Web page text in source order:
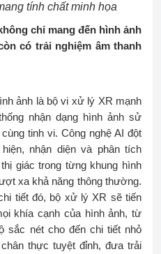
tính chất minh họa
chỉ mang đến hình ảnh
có trải nghiệm âm thanh
ảnh là bộ vi xử lý XR mạnh
nhận dạng hình ảnh sử
tinh vi. Công nghệ AI đột
nhận diện và phân tích
giác trong từng khung hình
xa khả năng thông thường.
tiết đó, bộ xử lý XR sẽ tiến
khía cạnh của hình ảnh, từ
sắc nét cho đến chi tiết nhỏ
thực tuyệt đỉnh, đưa trải